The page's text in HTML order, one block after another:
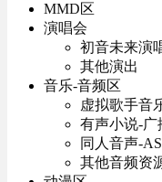
MMD区
演唱会
初音未来演
其他演出
音乐-音频区
虚拟歌手音
有声小说-广
同人音声-
其他音频资